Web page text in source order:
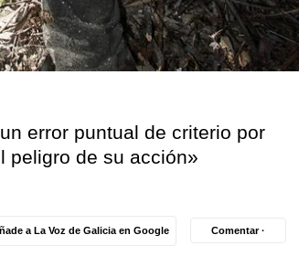
error puntual de criterio por
peligro de su acción»
a La Voz de Galicia en Google Comentar ·